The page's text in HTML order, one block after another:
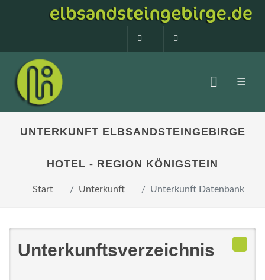
0160 99873408
UNTERKUNFT ELBSANDSTEINGEBIRGE
HOTEL - REGION KÖNIGSTEIN
Start Unterkunft Unterkunft Datenbank
Unterkunftsverzeichnis